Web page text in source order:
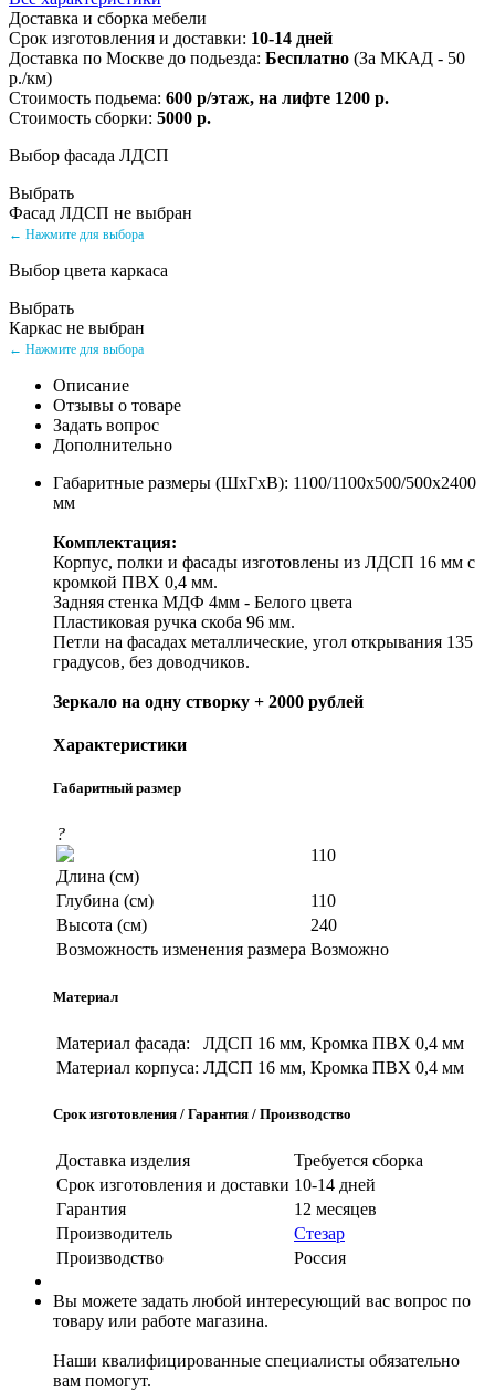
Доставка и сборка мебели
Срок изготовления и доставки: 10-14 дней
Доставка по Москве до подьезда: Бесплатно (За МКАД - 50
р./км)
Стоимость подьема: 600 р/этаж, на лифте 1200 р.
Стоимость сборки: 5000 р.
Выбор фасада ЛДСП
Выбрать
Фасад ЛДСП не выбран
← Нажмите для выбора
Выбор цвета каркаса
Выбрать
Каркас не выбран
← Нажмите для выбора
Описание
Отзывы о товаре
Задать вопрос
Дополнительно
Габаритные размеры (ШхГхВ): 1100/1100х500/500х2400
мм
Комплектация:
Корпус, полки и фасады изготовлены из ЛДСП 16 мм с
кромкой ПВХ 0,4 мм.
Задняя стенка МДФ 4мм - Белого цвета
Пластиковая ручка скоба 96 мм.
Петли на фасадах металлические, угол открывания 135
градусов, без доводчиков.
Зеркало на одну створку + 2000 рублей
Характеристики
Габаритный размер
?
Длина (см)
110
Глубина (см)
110
Высота (см)
240
Возможность изменения размера Возможно
Материал
Материал фасада:
ЛДСП 16 мм, Кромка ПВХ 0,4 мм
Материал корпуса: ЛДСП 16 мм, Кромка ПВХ 0,4 мм
Срок изготовления / Гарантия / Производство
Доставка изделия
Требуется сборка
Срок изготовления и доставки 10-14 дней
Гарантия
12 месяцев
Производитель
Стезар
Производство
Россия
Вы можете задать любой интересующий вас вопрос по
товару или работе магазина.
Наши квалифицированные специалисты обязательно
вам помогут.